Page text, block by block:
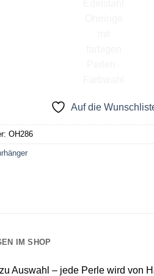
Auf die
OH286
IM SHOP
Auswahl – jede Perle wird von